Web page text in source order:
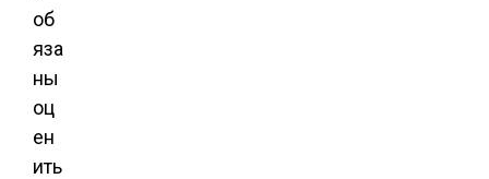
об
яза
ны
оц
ен
ить